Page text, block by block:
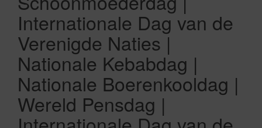
Internationale Dag van de
Verenigde Naties |
Nationale Kebabdag |
Nationale Boerenkooldag |
Wereld Pensdag |